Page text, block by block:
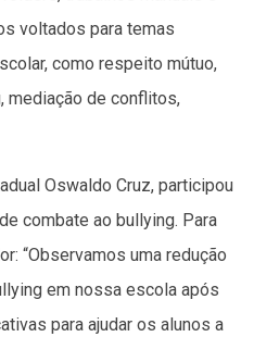
voltados para temas
como respeito mútuo,
mediação de conflitos,
Oswaldo Cruz, participou
combate ao bullying. Para
“Observamos uma redução
em nossa escola após
para ajudar os alunos a